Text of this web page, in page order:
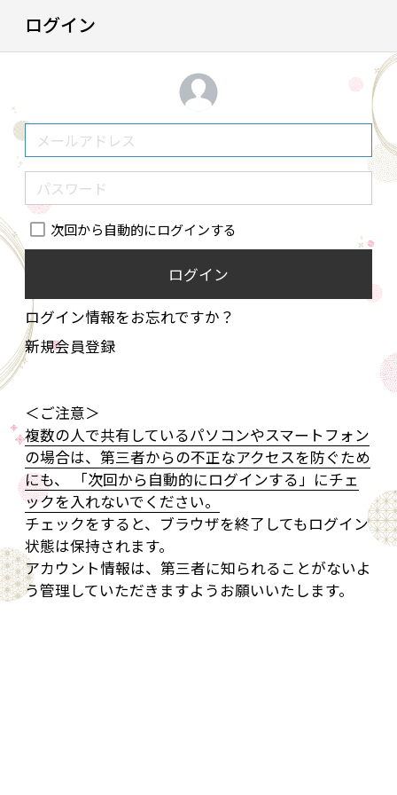
ログイン
次回から自動的にログインする
ログイン
ログイン情報をお忘れですか？
新規会員登録
＜ご注意＞
複数の人で共有しているパソコンやスマートフォン
の場合は、第三者からの不正なアクセスを防ぐため
にも、 「次回から自動的にログインする」にチェ
ックを入れないでください。
チェックをすると、ブラウザを終了してもログイン
状態は保持されます。
アカウント情報は、第三者に知られることがないよ
う管理していただきますようお願いいたします。